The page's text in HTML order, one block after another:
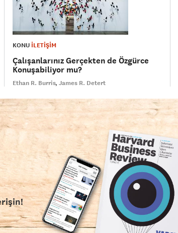
KONU İLETİŞİM
Çalışanlarınız Gerçekten de Özgürce
Konuşabiliyor mu?
Ethan R. Burris James R. Detert